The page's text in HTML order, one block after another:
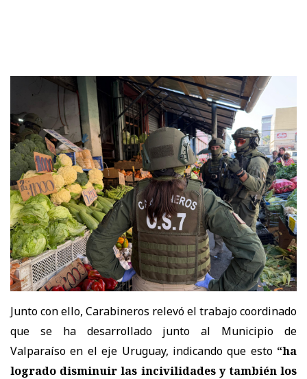
Junto con ello, Carabineros relevó el trabajo coordinado
que se ha desarrollado junto al Municipio de
Valparaíso en el eje Uruguay, indicando que esto “ha
logrado disminuir las incivilidades y también los